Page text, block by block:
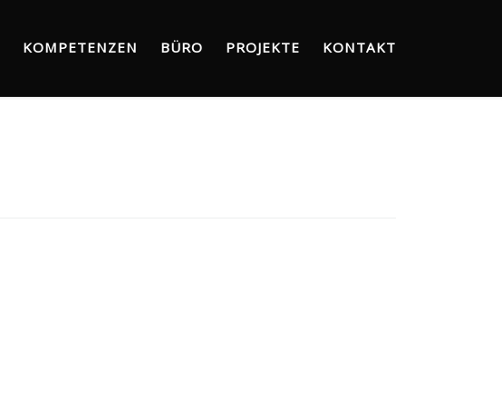
KOMPETENZEN BÜRO PROJEKTE KONTAKT